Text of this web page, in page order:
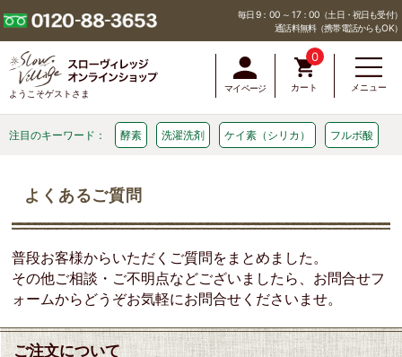
毎日 9：00 ～ 17：00（土日・祝日も受付）
通話料無料（携帯電話からもOK）
ようこそゲストさま
0
カート
マイページ メニュー
注目のキーワード： 酵素 洗濯洗剤 ケイ素（シリカ） フルボ酸
よくあるご質問
普段お客様からいただくご質問をまとめました。
その他ご相談・ご不明点などございましたら、 お問合せフ
ォームからどうぞお気軽にお問合せくださいませ。
ご注文について